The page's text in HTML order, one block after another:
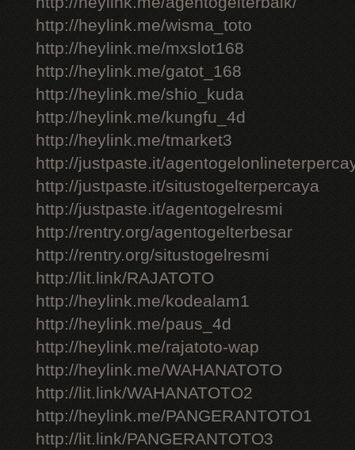
http://heylink.me/wisma_toto
http://heylink.me/mxslot168
http://heylink.me/gatot_168
http://heylink.me/shio_kuda
http://heylink.me/kungfu_4d
http://heylink.me/tmarket3
http://justpaste.it/
http://justpaste.it/situstogelterpercaya
http://justpaste.it/agentogelresmi
http://rentry.org/agentogelterbesar
http://rentry.org/situstogelresmi
http://lit.link/RAJATOTO
http://heylink.me/kodealam1
http://heylink.me/paus_4d
http://heylink.me/rajatoto-wap
http://heylink.me/WAHANATOTO
http://lit.link/WAHANATOTO2
http://heylink.me/PANGERANTOTO1
http://lit.link/PANGERANTOTO3